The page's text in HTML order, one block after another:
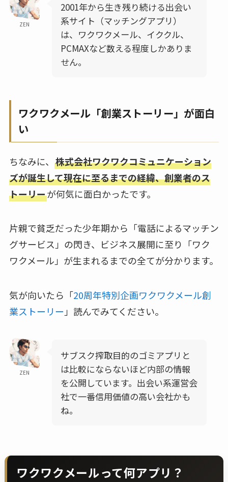
ZEN
2001年から生き残り続ける出会い
系サイト（マッチングアプリ）
は、ワクワクメール、イククル、
PCMAXなど数える程度しかありま
せん。
ワクワクメール「創業ストーリー」が面白
い
ちなみに、 株式会社ワクワクコミュニケーション
ズが誕生して現在に至るまでの経緯、創業者のス
トーリーが何気に面白かったです。
片親で貧乏だった少年期から「電話によるマッチン
グサービス」の閃き、ビジネス展開に至り「ワク
ワクメール」が生まれるまでの全てが分かります。
気が向いたら「20周年特別企画ワクワクメール創
業ストーリー」読んでみてください。
ZEN
サブスク搾取目的のゴミアプリと
は比較にならないほど内部の情報
を公開しています。出会い系運営会
社で一番信用価値の高い会社かも
ね。
ワクワクメールって何アプリ？